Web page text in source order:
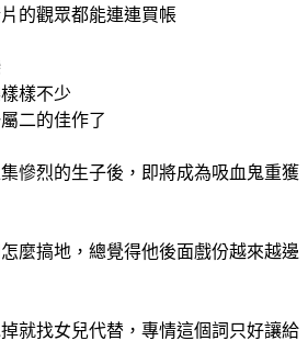
的觀眾都能連連買帳
樣不少
二的佳作了
慘烈的生子後，即將成為吸血鬼重獲
麼搞地，總覺得他後面戲份越來越邊
就找女兒代替，專情這個詞只好讓給